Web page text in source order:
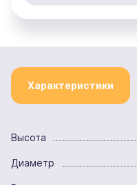
Характеристики
Высота
Диаметр